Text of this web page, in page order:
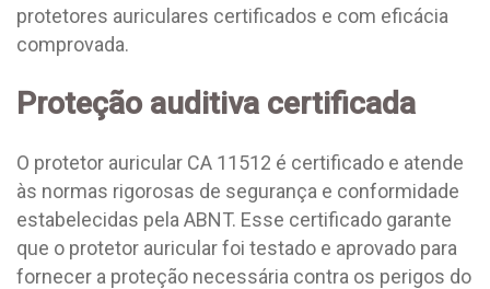
protetores auriculares certificados e com eficácia
comprovada.
Proteção auditiva certificada
O protetor auricular CA 11512 é certificado e atende
às normas rigorosas de segurança e conformidade
estabelecidas pela ABNT. Esse certificado garante
que o protetor auricular foi testado e aprovado para
fornecer a proteção necessária contra os perigos do